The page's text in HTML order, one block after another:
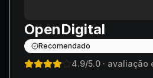
OpenDigital
Recomendado
4.9/5.0 · avaliação